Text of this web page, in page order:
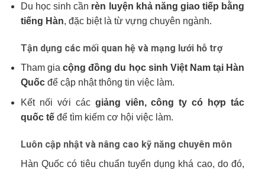
Du học sinh cần rèn luyện khả năng giao tiếp bằng
tiếng Hàn, đặc biệt là từ vựng chuyên ngành.
Tận dụng các mối quan hệ và mạng lưới hỗ trợ
Tham giacộng đồng du học sinh Việt Nam tại Hàn
Quốc để cập nhật thông tin việc làm.
Kết nối với các giảng viên, công ty có hợp tác
quốc tế để tìm kiếm cơ hội việc làm.
Luôn cập nhật và nâng cao kỹ năng chuyên môn
Hàn Quốc có tiêu chuẩn tuyển dụng khá cao, do đó,